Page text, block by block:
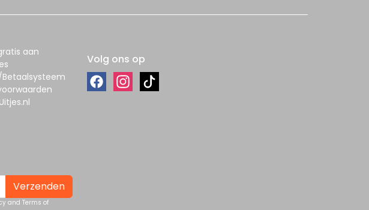
aan
Verzenden
and Terms of
Volg ons op